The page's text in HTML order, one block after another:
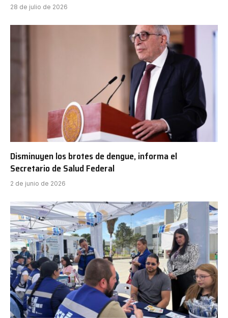
28 de julio de 2026
Disminuyen los brotes de dengue, informa el
Secretario de Salud Federal
2 de junio de 2026